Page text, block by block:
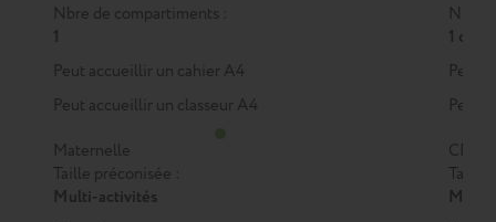
Nbre de compartiments :
1
Peut accueillir un cahier A4
Peut accueillir un classeur A4
Nbre
1 ou 2
Peut
Peut
Maternelle
Taille préconisée :
Multi-activités
CP
Taille
M